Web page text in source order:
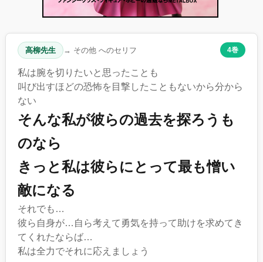
高柳先生 → その他 へのセリフ 4巻
私は腕を切りたいと思ったことも
叫び出すほどの恐怖を目撃したこともないから分から
ない
そんな私が彼らの過去を探ろうも
のなら
きっと私は彼らにとって最も憎い
敵になる
それでも…
彼ら自身が…自ら考えて勇気を持って助けを求めてき
てくれたならば…
私は全力でそれに応えましょう